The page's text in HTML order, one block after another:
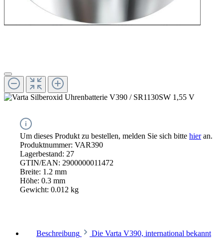
Um dieses Produkt zu bestellen, melden Sie sich bitte hieran.
Produktnummer: VAR390
Lagerbestand: 27
GTIN/EAN: 2900000011472
Breite: 1.2 mm
Höhe: 0.3 mm
Gewicht: 0.012 kg
Beschreibung
Die Varta V390, international bekannt